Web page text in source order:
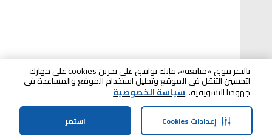
بالنقر فوق «متابعة»، فإنك توافق على تخزين cookies على جهازك
لتحسين التنقل في الموقع وتحليل استخدام الموقع والمساعدة في
جهودنا التسويقية. سياسة الخصوصية
استمر إعدادات Cookies